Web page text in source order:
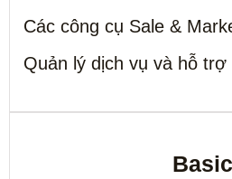
Các công cụ Sale &
Quản lý dịch vụ và hỗ trợ
Basic